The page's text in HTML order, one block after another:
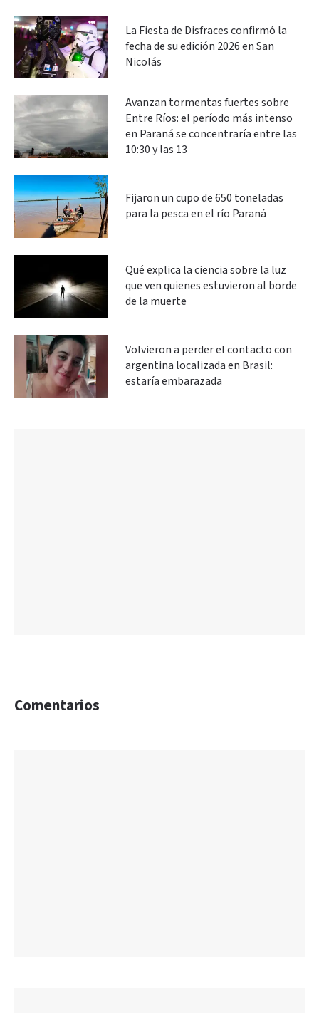
La Fiesta de Disfraces confirmó la
fecha de su edición 2026 en San
Nicolás
Avanzan tormentas fuertes sobre
Entre Ríos: el período más intenso
en Paraná se concentraría entre las
10:30 y las 13
Fijaron un cupo de 650 toneladas
para la pesca en el río Paraná
Qué explica la ciencia sobre la luz
que ven quienes estuvieron al borde
de la muerte
Volvieron a perder el contacto con
argentina localizada en Brasil:
estaría embarazada
Comentarios